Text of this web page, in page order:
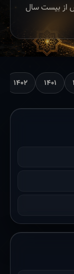
از بیست سال
۱۴۰۱ ۱۴۰۲